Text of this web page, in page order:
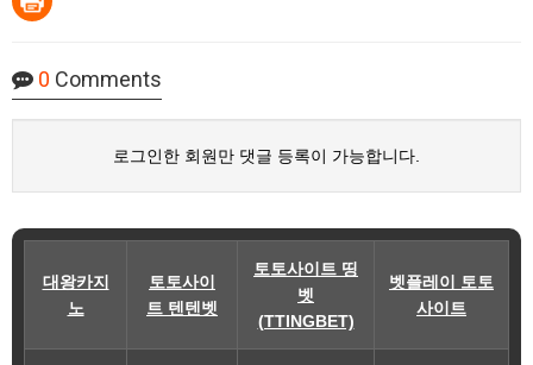
0 Comments
로그인한 회원만 댓글 등록이 가능합니다.
대왕카지
노
토토사이
트 텐텐벳
토토사이트 띵
벳
(TTINGBET)
벳플레이 토토
사이트